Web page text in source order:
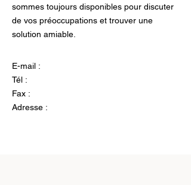
sommes toujours disponibles pour discuter
de vos préoccupations et trouver une
solution amiable.
E-mail :
Tél :
Fax :
Adresse :